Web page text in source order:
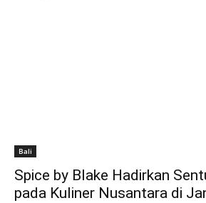
Bali
Spice by Blake Hadirkan
pada Kuliner Nusantara di